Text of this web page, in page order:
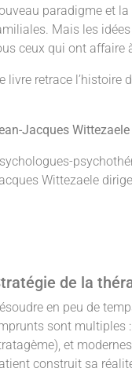
paradigme et
Mais les
ceux qui ont affaire
livre retrace l’histoire
Jacques
Wittezaele
de la
en peu de
sont multiples
et
construit sa